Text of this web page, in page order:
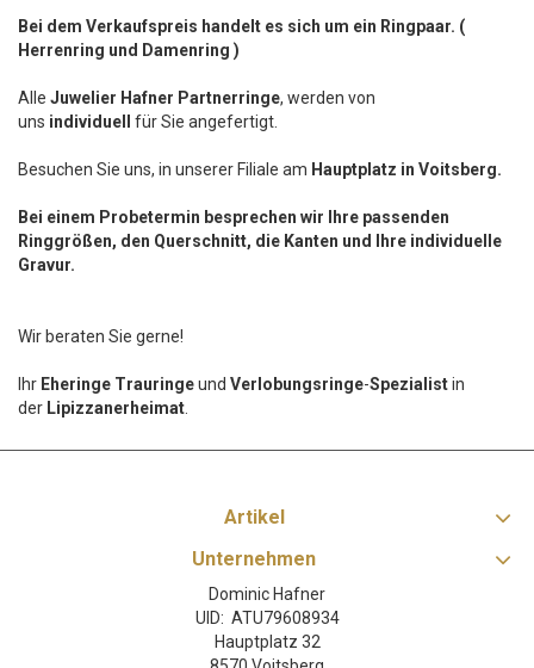
Bei dem Verkaufspreis handelt es sich um ein Ringpaar. (
Herrenring und Damenring )
Alle Juwelier Hafner Partnerringe, werden von
uns individuell für Sie angefertigt.
Besuchen Sie uns, in unserer Filiale am Hauptplatz in Voitsberg.
Bei einem Probetermin besprechen wir Ihre passenden
Ringgrößen, den Querschnitt, die Kanten und Ihre individuelle
Gravur.
Wir beraten Sie gerne!
Ihr Eheringe Trauringeund Verlobungsringe-Spezialistin
der Lipizzanerheimat
Artikel
Unternehmen
Dominic Hafner
UID: ATU79608934
Hauptplatz 32